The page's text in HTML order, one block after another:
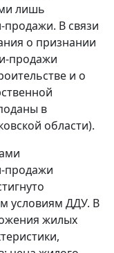
лишь
В связи
о признании
продажи
и о
в
области).
продажи
условиям ДДУ. В
жилых